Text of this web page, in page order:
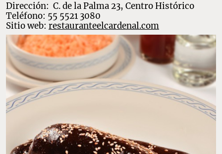
Dirección: C. de la Palma 23, Centro Histórico
Teléfono: 55 5521 3080
Sitio web: restauranteelcardenal.com